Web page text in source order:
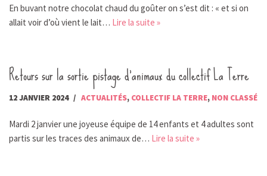
En buvant notre chocolat chaud du goûter on s’est dit : « et si on
allait voir d’où vient le lait… Lire la suite »
Retours sur la sortie pistage d’animaux du collectif La Terre
12 JANVIER 2024 ACTUALITÉS, COLLECTIF LA TERRE, NON CLASSÉ
Mardi 2 janvier une joyeuse équipe de 14 enfants et 4 adultes sont
partis sur les traces des animaux de… Lire la suite »